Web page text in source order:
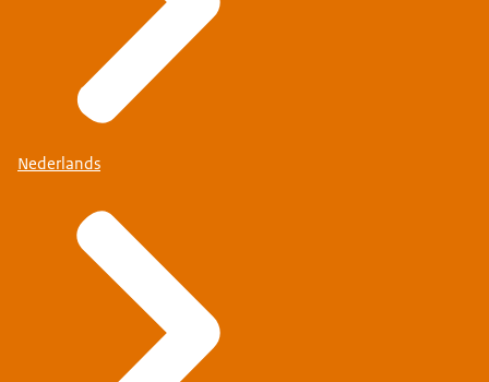
Nederlands